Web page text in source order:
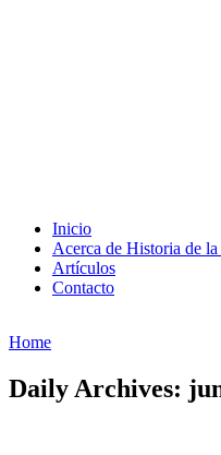
Inicio
Acerca de Historia de
Artículos
Contacto
Home
Daily Archives: